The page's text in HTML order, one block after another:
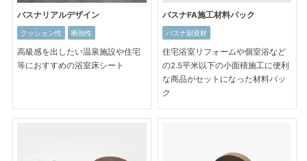
バスナリアルデザイン
クッション性 断熱性
高級感を出したい温泉施設や住宅
等におすすめの浴室床シート
バスナFA施工材料パック
バスナ副資材
住宅浴室リフォームや個室浴など
の2.5平米以下の小面積施工に便利
な商品がセットになった材料パッ
ク